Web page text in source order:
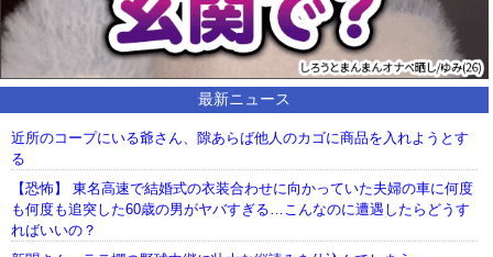
最新ニュース
近所のコープにいる爺さん、隙あらば他人のカゴに商品を入れようとす
る
【恐怖】 東名高速で結婚式の衣装合わせに向かっていた夫婦の車に何度
も何度も追突した60歳の男がヤバすぎる…こんなのに遭遇したらどうす
ればいいの？